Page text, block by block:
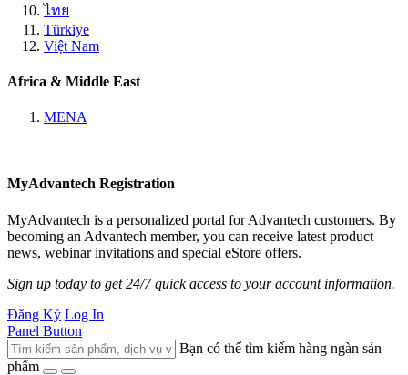
ไทย
Türkiye
Việt Nam
Africa & Middle East
MENA
MyAdvantech Registration
MyAdvantech is a personalized portal for Advantech customers. By
becoming an Advantech member, you can receive latest product
news, webinar invitations and special eStore offers.
Sign up today to get 24/7 quick access to your account information.
Đăng Ký Log In
Panel Button
Bạn có thể tìm kiếm hàng ngàn sản
phẩm